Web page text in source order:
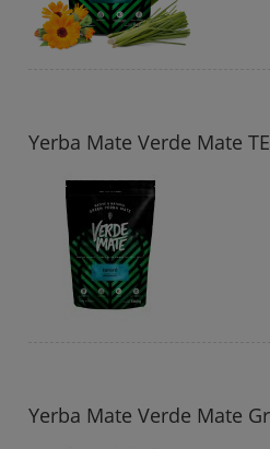
Yerba Mate Verde Mate
Yerba Mate Verde Mate